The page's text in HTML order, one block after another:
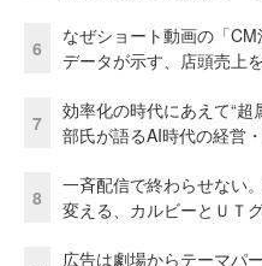
6
なぜショート動画の「
データが示す、店頭売上
7
効率化の時代にあえて“
部氏が語るAI時代の経営
8
一斉配信で終わらせない
変える、カルビーとＵＴ
広告は劇場からテーマパ